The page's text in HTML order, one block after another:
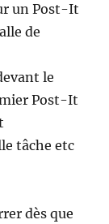
un Post-It
de
le
Post-It
tâche etc
dès que